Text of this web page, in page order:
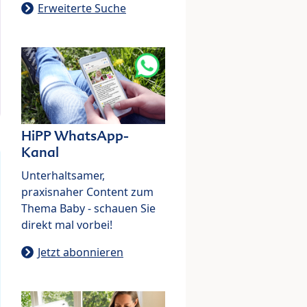
Erweiterte Suche
HiPP WhatsApp-
Kanal
Unterhaltsamer,
praxisnaher Content zum
Thema Baby - schauen Sie
direkt mal vorbei!
Jetzt abonnieren